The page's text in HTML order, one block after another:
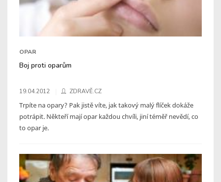
OPAR
Boj proti oparům
19.04.2012 ZDRAVĚ.CZ
Trpíte na opary? Pak jistě víte, jak takový malý flíček dokáže
potrápit. Někteří mají opar každou chvíli, jiní téměř nevědí, co
to opar je.